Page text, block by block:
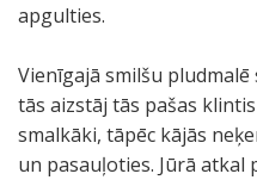
apgulties.
Vienīgajā smilšu
tās aizstāj tās pašas
smalkāki, tāpēc kājās
un pasauļoties. Jūrā atkal